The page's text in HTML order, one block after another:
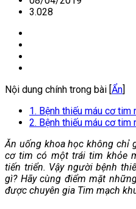
3.028
Nội dung chính trong bài [Ẩn]
1. Bệnh thiếu máu cơ tim
2. Bệnh thiếu máu cơ tim
Ăn uống khoa học không chỉ
cơ tim có một trái tim khỏe
tiến triển. Vậy người bệnh
gì? Hãy cùng điểm mặt
được chuyên gia Tim mạch